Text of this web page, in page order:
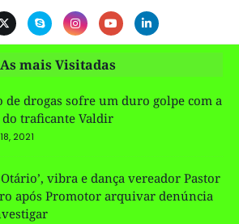
As mais Visitadas
de drogas sofre um duro golpe com a
traficante Valdir
2021
Otário’, vibra e dança vereador Pastor
após Promotor arquivar denúncia